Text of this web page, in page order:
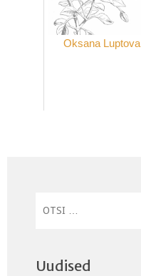
Oksana Luptova
Uudised